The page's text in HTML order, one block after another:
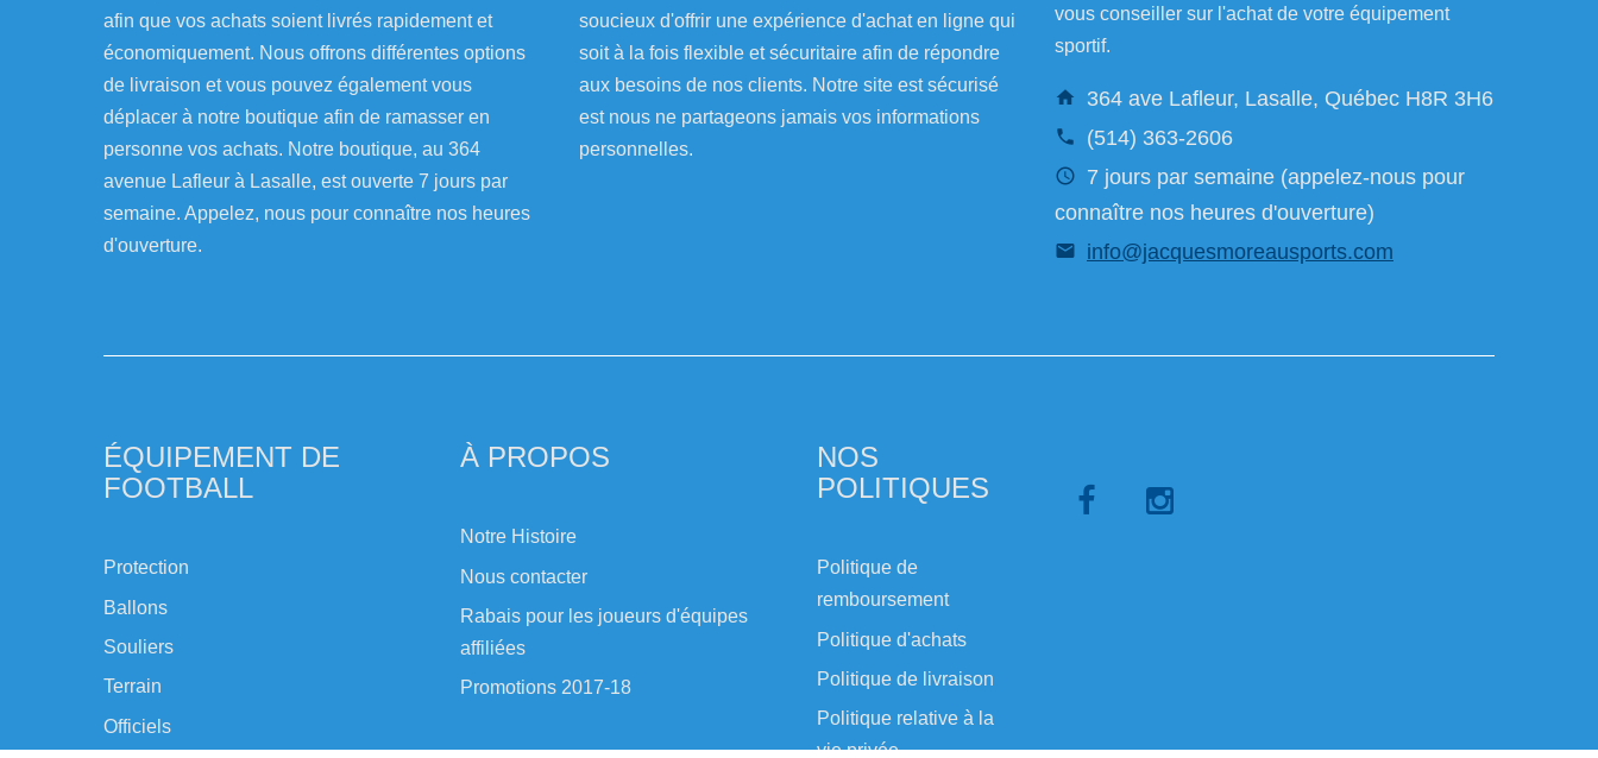
afin que vos achats soient livrés rapidement et
économiquement. Nous offrons différentes options
de livraison et vous pouvez également vous
déplacer à notre boutique afin de ramasser en
personne vos achats. Notre boutique, au 364
avenue Lafleur à Lasalle, est ouverte 7 jours par
semaine. Appelez, nous pour connaître nos heures
d'ouverture.
soucieux d'offrir une expérience d'achat en ligne qui
soit à la fois flexible et sécuritaire afin de répondre
aux besoins de nos clients. Notre site est sécurisé
est nous ne partageons jamais vos informations
personnelles.
vous conseiller sur l'achat de votre équipement
sportif.
364 ave Lafleur, Lasalle, Québec H8R 3H6
(514) 363-2606
7 jours par semaine (appelez-nous pour
connaître nos heures d'ouverture)
info@jacquesmoreausports.com
ÉQUIPEMENT DE
FOOTBALL
Protection
Ballons
Souliers
Terrain
Officiels
À PROPOS
Notre Histoire
Nous contacter
Rabais pour les joueurs d'équipes
affiliées
Promotions 2017-18
NOS
POLITIQUES
Politique de
remboursement
Politique d'achats
Politique de livraison
Politique relative à la
vie privée